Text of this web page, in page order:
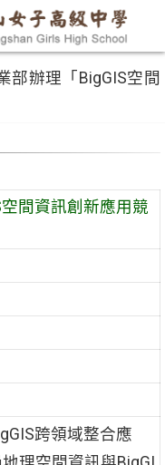
部辦理「BigGIS空間
間資訊創新應用競
跨領域整合應